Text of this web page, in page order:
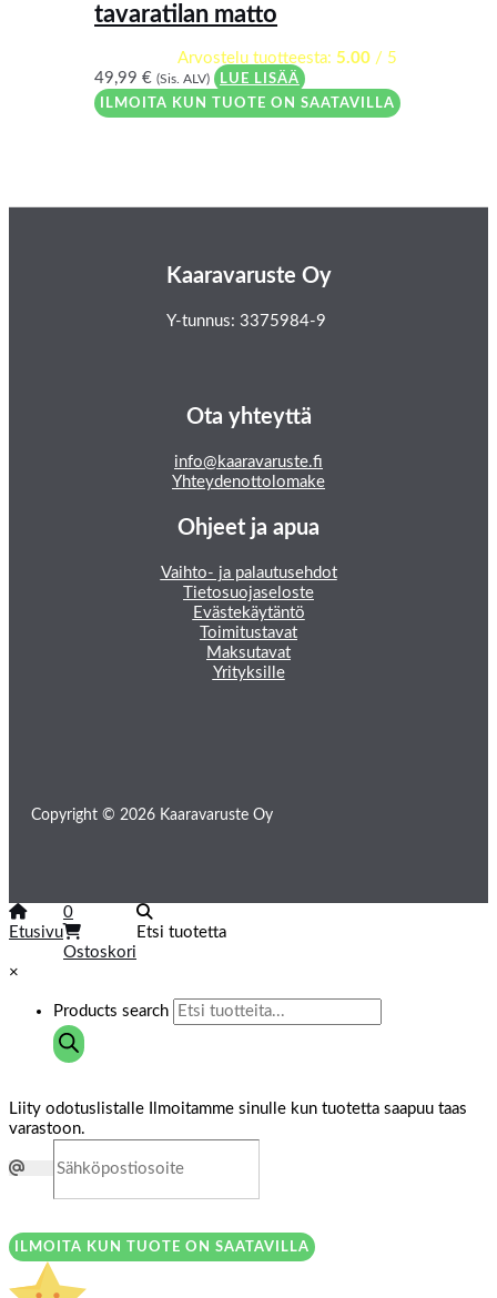
tavaratilan matto
Arvostelu tuotteesta: 5.00/ 5
49,99€ (Sis. ALV)
LUE LISÄÄ
ILMOITA KUN TUOTE ON SAATAVILLA
Kaaravaruste Oy
Y-tunnus: 3375984-9
Ota yhteyttä
info@kaaravaruste.fi
Yhteydenottolomake
Ohjeet ja apua
Vaihto- ja palautusehdot
Tietosuojaseloste
Evästekäytäntö
Toimitustavat
Maksutavat
Yrityksille
Copyright © 2026 Kaaravaruste Oy
Etusivu
0
Ostoskori
Etsi tuotetta
×
Products search
Liity odotuslistalle
Ilmoitamme sinulle kun tuotetta saapuu taas
varastoon.
ILMOITA KUN TUOTE ON SAATAVILLA